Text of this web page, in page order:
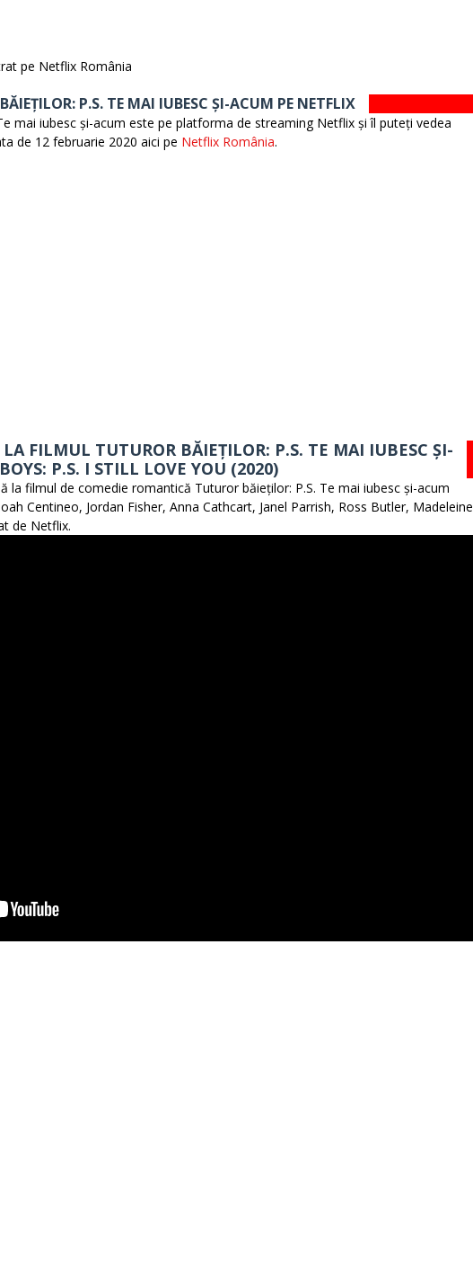
pe Netflix România
P.S. TE MAI IUBESC ȘI-ACUM PE NETFLIX
mai iubesc și-acum este pe platforma de streaming Netflix și îl puteți vedea
de 12 februarie 2020 aici pe Netflix România.
FILMUL TUTUROR BĂIEȚILOR: P.S. TE MAI IUBESC ȘI-
P.S. I STILL LOVE YOU (2020)
la filmul de comedie romantică Tuturor băieților: P.S. Te mai iubesc și-acum
Centineo, Jordan Fisher, Anna Cathcart, Janel Parrish, Ross Butler, Madeleine
de Netflix.